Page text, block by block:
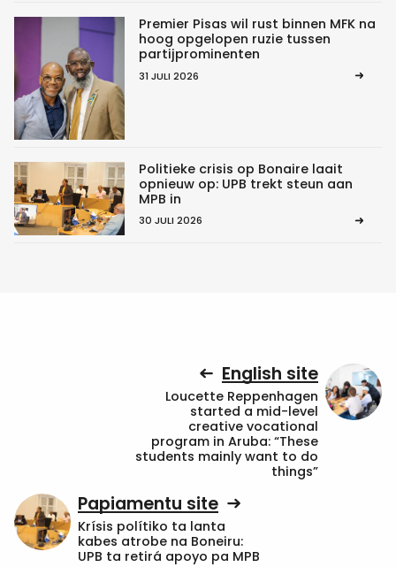
Premier Pisas wil rust binnen MFK na
hoog opgelopen ruzie tussen
partijprominenten
31 JULI 2026
Politieke crisis op Bonaire laait
opnieuw op: UPB trekt steun aan
MPB in
30 JULI 2026
English site
Loucette Reppenhagen
started a mid-level
creative vocational
program in Aruba: “These
students mainly want to do
things”
Papiamentu site
Krísis polítiko ta lanta
kabes atrobe na Boneiru:
UPB ta retirá apoyo pa MPB